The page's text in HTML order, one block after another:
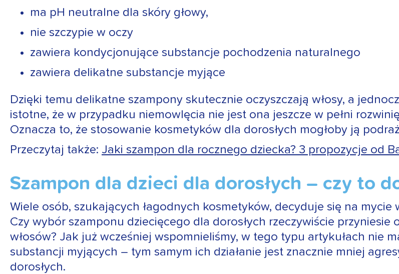
ma pH neutralne dla skóry głowy,
nie szczypie w oczy
zawiera kondycjonujące substancje pochodzenia naturalnego
zawiera delikatne substancje myjące
Dzięki temu delikatne szampony skutecznie oczyszczają włosy, a
istotne, że w przypadku niemowlęcia nie jest ona jeszcze w pełni
Oznacza to, że stosowanie kosmetyków dla dorosłych mogłoby ją
Przeczytaj także: Jaki szampon dla rocznego dziecka? 3 propozycje od
Szampon dla dzieci dla dorosłych – czy to
Wiele osób, szukających łagodnych kosmetyków, decyduje się na
Czy wybór szamponu dziecięcego dla dorosłych rzeczywiście
włosów? Jak już wcześniej wspomnieliśmy, w tego typu artykułach nie
substancji myjących – tym samym ich działanie jest znacznie mniej
dorosłych.